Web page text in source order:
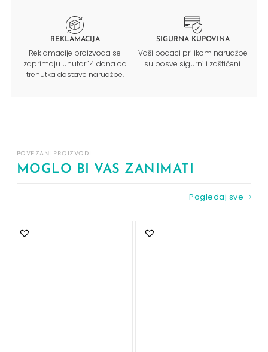
REKLAMACIJA
Reklamacije proizvoda se
zaprimaju unutar 14 dana od
trenutka dostave narudžbe.
SIGURNA KUPOVINA
Vaši podaci prilikom narudžbe
su posve sigurni i zaštićeni.
POVEZANI PROIZVODI
MOGLO BI VAS ZANIMATI
Pogledaj sve